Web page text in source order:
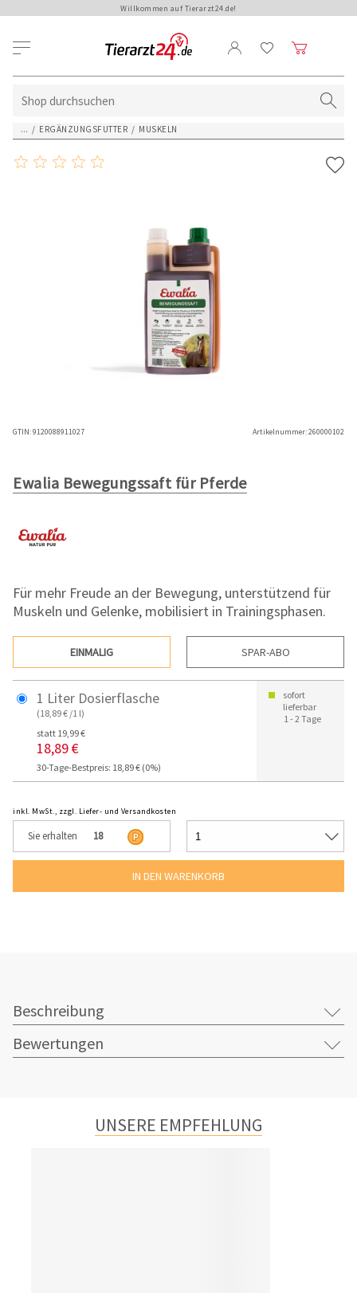
Willkommen auf Tierarzt24.de!
... / ERGÄNZUNGSFUTTER / MUSKELN
GTIN:9120088911027 Artikelnummer:260000102
Ewalia Bewegungssaft für Pferde
Für mehr Freude an der Bewegung, unterstützend für
Muskeln und Gelenke, mobilisiert in Trainingsphasen.
EINMALIG SPAR-ABO
1 Liter Dosierflasche
(18,89 € /1 l)
statt 19,99 €
18,89 €
30-Tage-Bestpreis: 18,89 € (0%)
sofort
lieferbar
1 - 2 Tage
inkl. MwSt., zzgl. Liefer- und Versandkosten
Sie erhalten 18
Beschreibung
Bewertungen
UNSERE EMPFEHLUNG